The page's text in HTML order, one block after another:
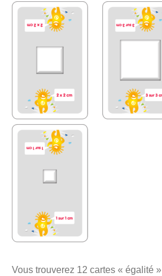
Vous trouverez 12 cartes « égalité »